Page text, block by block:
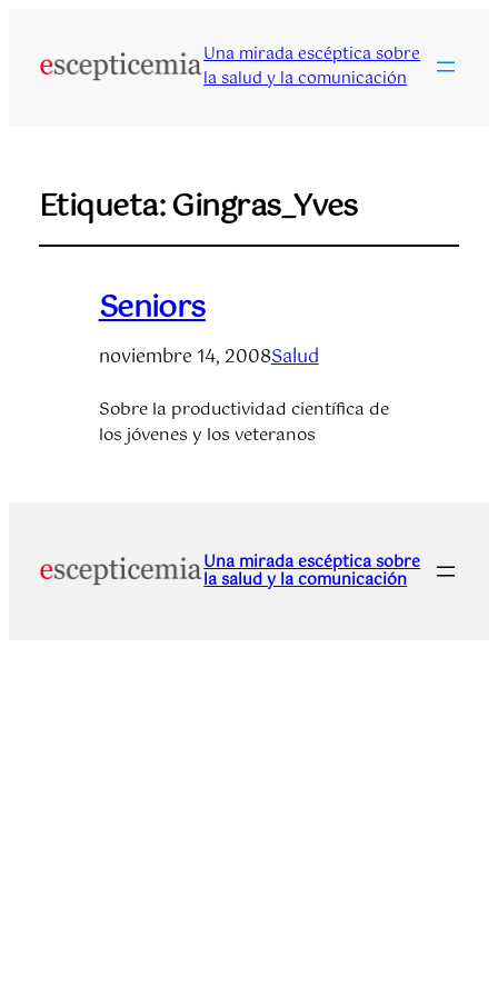
Una mirada escéptica sobre
la salud y la comunicación
Etiqueta:Gingras_Yves
Seniors
noviembre 14, 2008Salud
Sobre la productividad científica de
los jóvenes y los veteranos
Una mirada escéptica sobre
la salud y la comunicación